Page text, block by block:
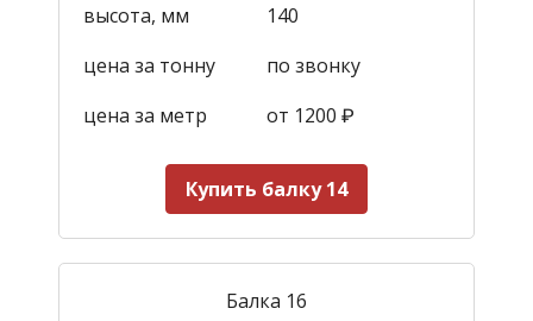
высота, мм
140
цена за тонну
по звонку
цена за метр
от 1200 ₽
Купить балку 14
Балка 16